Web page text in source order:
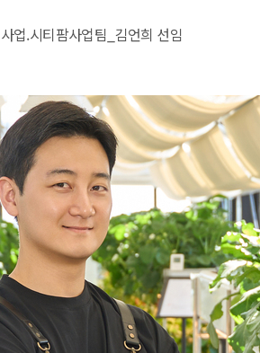
업.시티팜사업팀_김언희 선임